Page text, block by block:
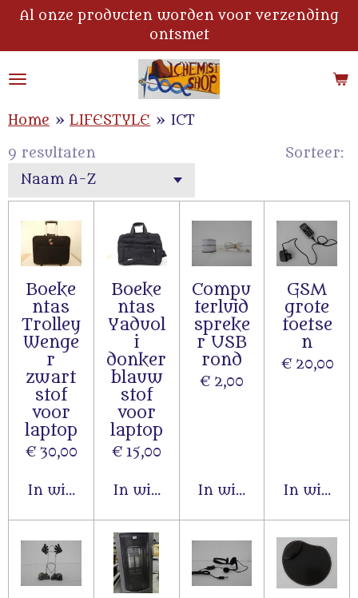
Ga
naar
de
Al onze producten worden voor verzending
ontsmet
Home » LIFESTYLE » ICT
9 resultaten
Sorteer:
Boeke
ntas
Trolley
Wenge
r
zwart
stof
voor
laptop
€ 30,00
In winkelwagen
Boeke
ntas
Yaduol
i
donker
blauw
stof
voor
laptop
€ 15,00
In winkelwagen
Compu
terluid
spreke
r USB
rond
€ 2,00
In winkelwagen
GSM
grote
toetse
n
€ 20,00
In